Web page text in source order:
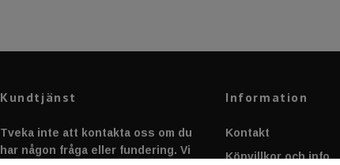
Kundtjänst
Tveka inte att kontakta oss om du
har någon fråga eller fundering. Vi
Information
Kontakt
Köpvillkor och info